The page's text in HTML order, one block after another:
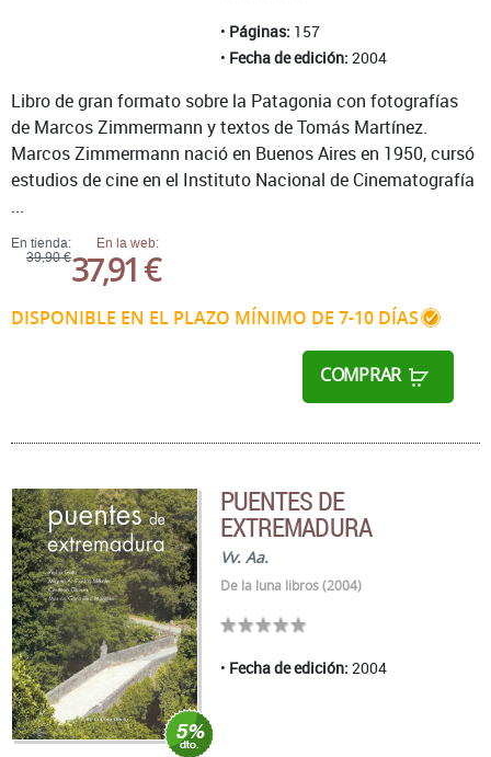
Páginas: 157
Fecha de edición: 2004
En tienda:
39,90 €
En la web:
37,91 €
DISPONIBLE EN EL PLAZO MÍNIMO DE 7-10 DÍAS
COMPRAR
Libro de gran formato sobre la Patagonia con fotografías
de Marcos Zimmermann y textos de Tomás Martínez.
Marcos Zimmermann nació en Buenos Aires en 1950, cursó
estudios de cine en el Instituto Nacional de Cinematografía
...
PUENTES DE
EXTREMADURA
Vv. Aa.
De la luna libros (2004)
Fecha de edición: 2004